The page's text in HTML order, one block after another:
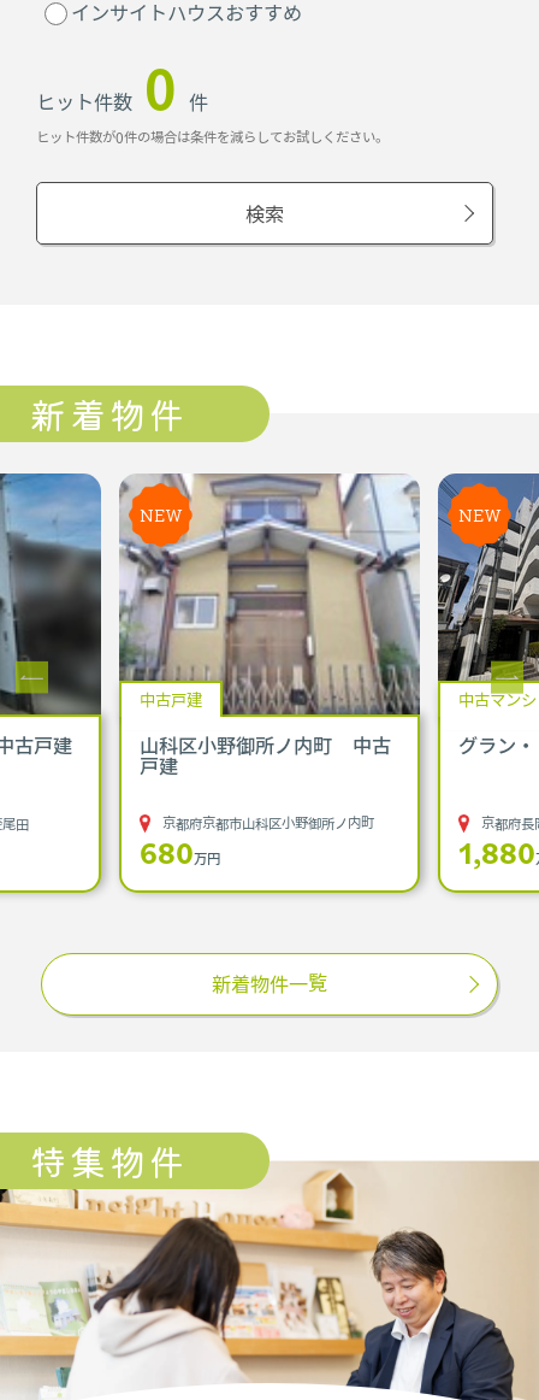
インサイトハウスおすすめ
ヒット件数 0 件
ヒット件数が0件の場合は条件を減らしてお試しください。
新着物件
古戸建
尾田
NEW
中古戸建
山科区小野御所ノ内町 中古
戸建
京都府京都市山科区小野御所ノ内町
680万円
NEW
中古マン
グラン
京都府長
1,880
新着物件一覧
特集物件